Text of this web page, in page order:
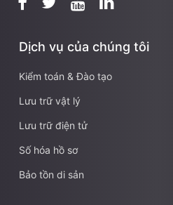
Dịch vụ của chúng tôi
Kiểm toán & Đào tạo
Lưu trữ vật lý
Lưu trữ điện tử
Số hóa hồ sơ
Bảo tồn di sản